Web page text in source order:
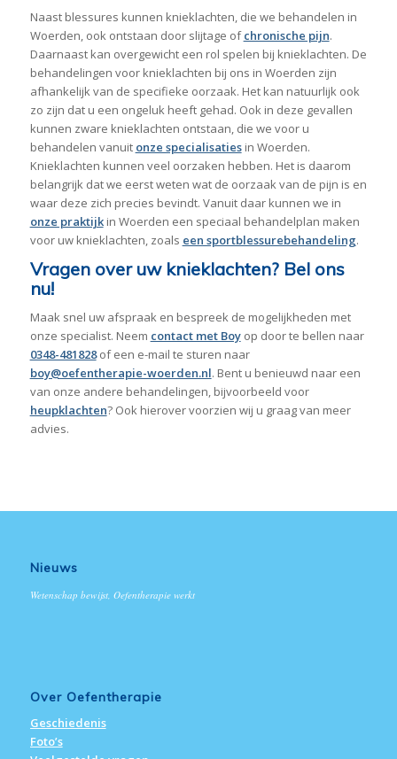
Naast blessures kunnen knieklachten, die we behandelen in
Woerden, ook ontstaan door slijtage ofchronische pijn.
Daarnaast kan overgewicht een rol spelen bij knieklachten. De
behandelingen voor knieklachten bij ons in Woerden zijn
afhankelijk van de specifieke oorzaak. Het kan natuurlijk ook
zo zijn dat u een ongeluk heeft gehad. Ook in deze gevallen
kunnen zware knieklachten ontstaan, die we voor u
behandelen vanuit onze specialisatiesin Woerden.
Knieklachten kunnen veel oorzaken hebben. Het is daarom
belangrijk dat we eerst weten wat de oorzaak van de pijn is en
waar deze zich precies bevindt. Vanuit daar kunnen we in
onze praktijkin Woerden een speciaal behandelplan maken
voor uw knieklachten, zoals een sportblessurebehandeling.
Vragen over uw knieklachten? Bel ons
nu!
Maak snel uw afspraak en bespreek de mogelijkheden met
onze specialist. Neem contact met Boyop door te bellen naar
0348-481828of een e-mail te sturen naar
boy@oefentherapie-woerden.nl. Bent u benieuwd naar een
van onze andere behandelingen, bijvoorbeeld voor
heupklachten? Ook hierover voorzien wij u graag van meer
advies.
Nieuws
Wetenschap bewijst, Oefentherapie werkt
Over Oefentherapie
Geschiedenis
Foto’s